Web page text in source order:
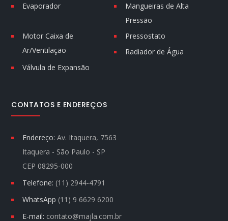
Evaporador
Mangueiras de Alta
Pressão
Motor Caixa de
Ar/Ventilação
Pressostato
Radiador de Água
Válvula de Expansão
CONTATOS E ENDEREÇOS
Endereço: Av. Itaquera, 7563
Itaquera - São Paulo - SP
CEP 08295-000
Telefone: (11) 2944-4791
WhatsApp (11) 9 6629 6200
E-mail: contato@majla.com.br